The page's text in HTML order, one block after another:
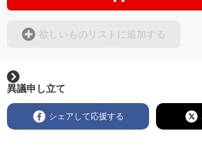
欲しいものリストに追加する
異議申し立て
シェアして応援する